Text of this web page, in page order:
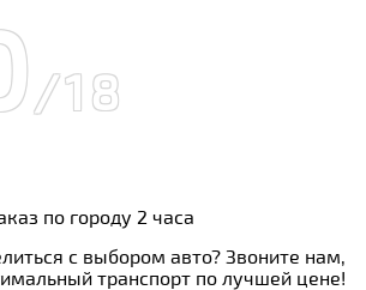
/18
по городу 2 часа
с выбором авто? Звоните нам,
транспорт по лучшей цене!